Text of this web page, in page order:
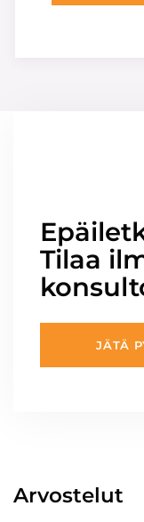
Tilaa
JÄTÄ
Arvostelut